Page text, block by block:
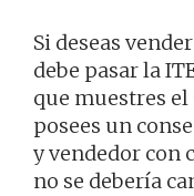
Si deseas
debe pasar la
que muestres
posees un
y vendedor con
no se debería